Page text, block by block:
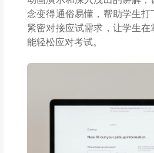
念变得通俗易懂，帮助学生
紧密对接应试需求，让学生
能轻松应对考试。